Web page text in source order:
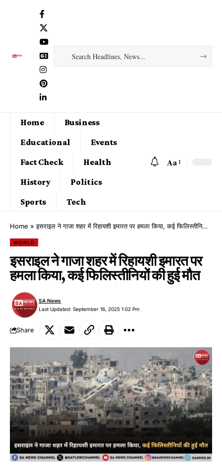
Home
Business
Educational
Events
Fact Check
Health
History
Politics
Sports
Tech
Aa
Home »इसराइल ने गाजा शहर में रिहायशी इमारत पर हमला किया, कई फिलिस्तीनियों की हुई मौत
WORLD
इसराइल ने गाजा शहर में रिहायशी इमारत पर
हमला किया, कई फिलिस्तीनियों की हुई मौत
Last Updated: September 16, 2025 1:02 Pm
SA News
Share